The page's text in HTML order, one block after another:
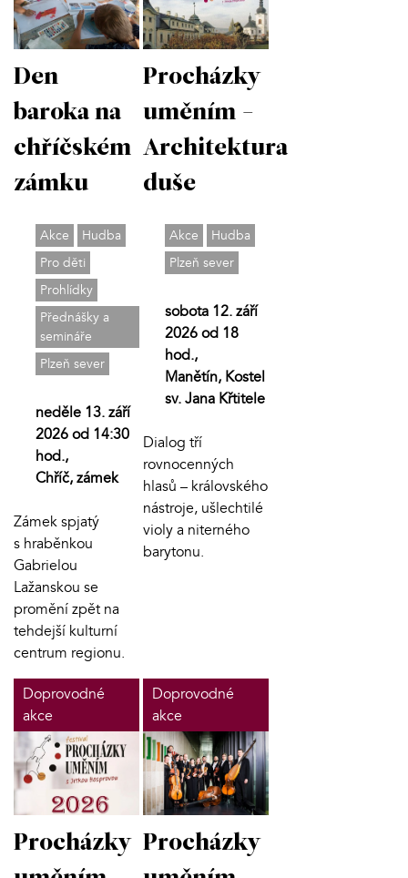
Den
baroka na
chříčském
zámku
Akce
Hudba
Pro děti
Prohlídky
Přednášky a
semináře
Plzeň sever
neděle 13. září
2026 od 14:30
hod.,
Chříč, zámek
Zámek spjatý
s hraběnkou
Gabrielou
Lažanskou se
promění zpět na
tehdejší kulturní
centrum regionu.
Procházky
uměním -
Architektura
duše
Akce
Hudba
Plzeň sever
sobota 12. září
2026 od 18
hod.,
Manětín, Kostel
sv. Jana Křtitele
Dialog tří
rovnocenných
hlasů – královského
nástroje, ušlechtilé
violy a niterného
barytonu.
Doprovodné
akce
Procházky
Doprovodné
akce
Procházky